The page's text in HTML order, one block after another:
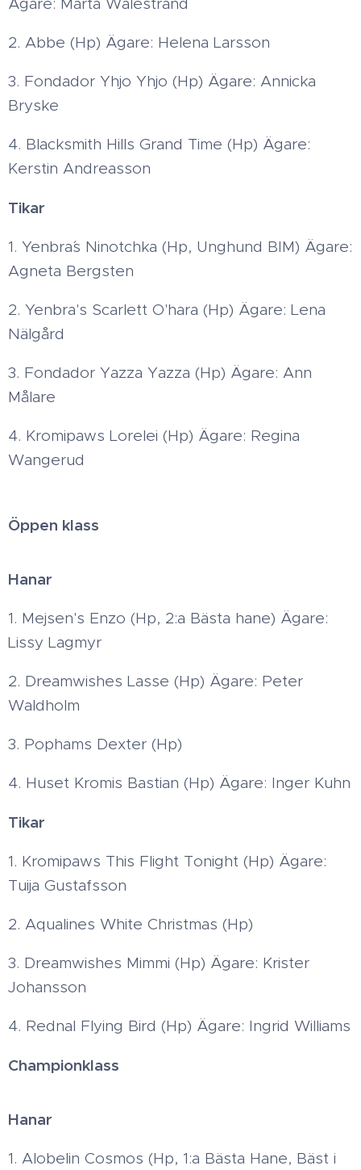
2. Abbe (Hp) Ägare: Helena Larsson
3. Fondador Yhjo Yhjo (Hp) Ägare: Annicka
Bryske
4. Blacksmith Hills Grand Time (Hp) Ägare:
Kerstin Andreasson
Tikar
1. Yenbra´s Ninotchka (Hp, Unghund BIM) Ägare:
Agneta Bergsten
2. Yenbra's Scarlett O'hara (Hp) Ägare: Lena
Nälgård
3. Fondador Yazza Yazza (Hp) Ägare: Ann
Målare
4. Kromipaws Lorelei (Hp) Ägare: Regina
Wangerud
Öppen klass
Hanar
1. Mejsen's Enzo (Hp, 2:a Bästa hane) Ägare:
Lissy Lagmyr
2. Dreamwishes Lasse (Hp) Ägare: Peter
Waldholm
3. Pophams Dexter (Hp)
4. Huset Kromis Bastian (Hp) Ägare: Inger Kuhn
Tikar
1. Kromipaws This Flight Tonight (Hp) Ägare:
Tuija Gustafsson
2. Aqualines White Christmas (Hp)
3. Dreamwishes Mimmi (Hp) Ägare: Krister
Johansson
4. Rednal Flying Bird (Hp) Ägare: Ingrid Williams
Championklass
Hanar
1. Alobelin Cosmos (Hp, 1:a Bästa Hane, Bäst i